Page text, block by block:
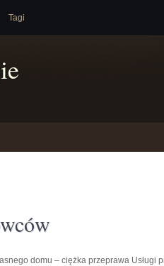
Tagi
domu – ciężka przeprawa Usługi